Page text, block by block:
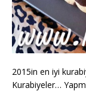
2015in en iyi
Kurabiyeler…